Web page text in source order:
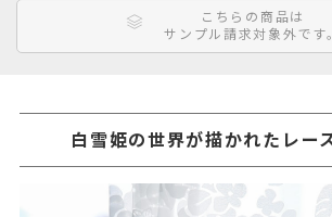
こちらの商品は
サンプル請求対象外です
白雪姫の世界が描かれたレー